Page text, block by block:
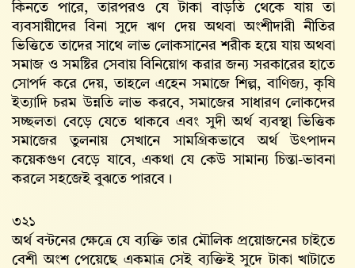
কিনতে পারে, তারপরও যে টাকা বাড়তি থেকে যায় তা
ব্যবসায়ীদের বিনা সুদে ঋণ দেয় অথবা অংশীদারী নীতির
ভিত্তিতে তাদের সাথে লাভ লোকসানের শরীক হয়ে যায় অথবা
সমাজ ও সমষ্টির সেবায় বিনিয়োগ করার জন্য সরকারের হাতে
সোপর্দ করে দেয়, তাহলে এহেন সমাজে শিল্প, বাণিজ্য, কৃষি
ইত্যাদি চরম উন্নতি লাভ করবে, সমাজের সাধারণ লোকদের
সচ্ছলতা বেড়ে যেতে থাকবে এবং সুদী অর্থ ব্যবস্থা ভিত্তিক
সমাজের তুলনায় সেখানে সামগ্রিকভাবে অর্থ উৎপাদন
কয়েকগুণ বেড়ে যাবে, একথা যে কেউ সামান্য চিন্তা-ভাবনা
করলে সহজেই বুঝতে পারবে।
৩২১
অর্থ বন্টনের ক্ষেত্রে যে ব্যক্তি তার মৌলিক প্রয়োজনের চাইতে
বেশী অংশ পেয়েছে একমাত্র সেই ব্যক্তিই সুদে টাকা খাটাতে